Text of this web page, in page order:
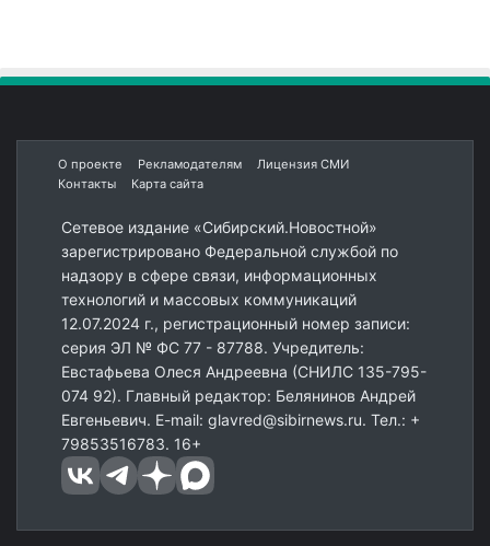
О проекте Рекламодателям
Лицензия СМИ
Контакты
Карта сайта
Сетевое издание «Сибирский.Новостной»
зарегистрировано Федеральной службой по
надзору в сфере связи, информационных
технологий и массовых коммуникаций
12.07.2024 г., регистрационный номер записи:
серия ЭЛ № ФС 77 - 87788. Учредитель:
Евстафьева Олеся Андреевна (СНИЛС 135-795-
074 92). Главный редактор: Белянинов Андрей
Евгеньевич. E-mail: glavred@sibirnews.ru. Тел.: +
79853516783. 16+